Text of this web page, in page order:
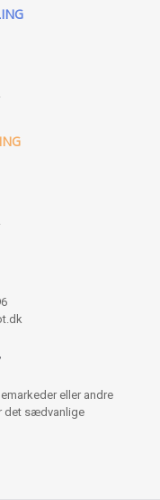
eller andre
det sædvanlige